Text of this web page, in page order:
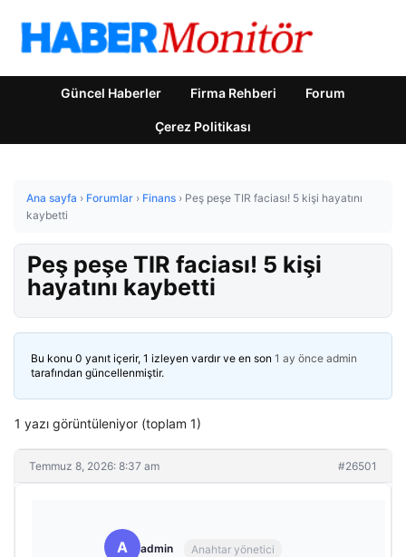
Güncel Haberler Firma Rehberi Forum
Çerez Politikası
Ana sayfa › Forumlar › Finans › Peş peşe TIR faciası! 5 kişi hayatını
kaybetti
Peş peşe TIR faciası! 5 kişi
hayatını kaybetti
Bu konu 0 yanıt içerir, 1 izleyen vardır ve en son 1 ay önce admin
tarafından güncellenmiştir.
1 yazı görüntüleniyor (toplam 1)
Temmuz 8, 2026: 8:37 am #26501
A admin Anahtar yönetici